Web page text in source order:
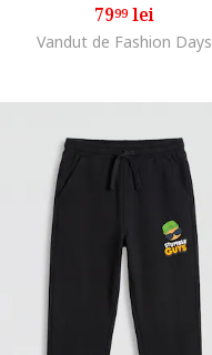
7999lei
Vandut de Fashion Days